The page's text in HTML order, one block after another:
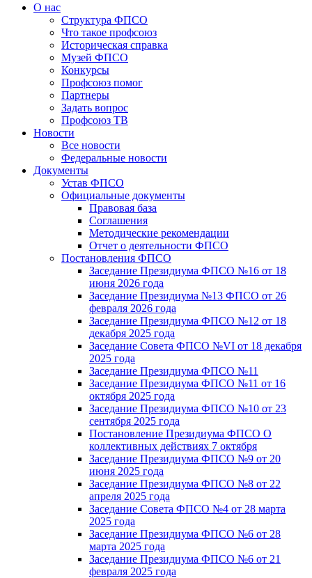
О нас
Структура ФПСО
Что такое профсоюз
Историческая справка
Музей ФПСО
Конкурсы
Профсоюз помог
Партнеры
Задать вопрос
Профсоюз ТВ
Новости
Все новости
Федеральные новости
Документы
Устав ФПСО
Официальные документы
Правовая база
Соглашения
Методические рекомендации
Отчет о деятельности ФПСО
Постановления ФПСО
Заседание Президиума ФПСО №16 от 18
июня 2026 года
Заседание Президиума №13 ФПСО от 26
февраля 2026 года
Заседание Президиума ФПСО №12 от 18
декабря 2025 года
Заседание Совета ФПСО №VI от 18 декабря
2025 года
Заседание Президиума ФПСО №11
Заседание Президиума ФПСО №11 от 16
октября 2025 года
Заседание Президиума ФПСО №10 от 23
сентября 2025 года
Постановление Президиума ФПСО О
коллективных действиях 7 октября
Заседание Президиума ФПСО №9 от 20
июня 2025 года
Заседание Президиума ФПСО №8 от 22
апреля 2025 года
Заседание Совета ФПСО №4 от 28 марта
2025 года
Заседание Президиума ФПСО №6 от 28
марта 2025 года
Заседание Президиума ФПСО №6 от 21
февраля 2025 года